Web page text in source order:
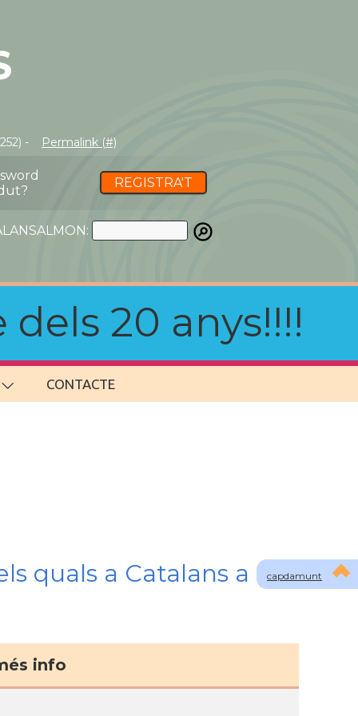
- Permalink (#)
REGISTRA'T
20 anys!!!!
CONTACTE
capdamunt
quals a Catalans a
info